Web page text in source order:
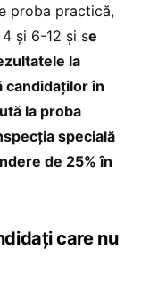
proba practică,
şi 6-12 şi se
la
candidaţilor în
la proba
specială
de 25% în
care nu